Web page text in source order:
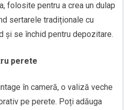
folosite pentru a crea un dulap
sertarele tradiționale cu
și se închid pentru depozitare.
perete
în cameră, o valiză veche
pe perete. Poți adăuga